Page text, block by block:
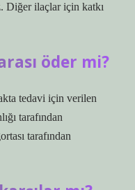
Diğer ilaçlar için katkı
öder mi?
tedavi için verilen
tarafından
tarafından